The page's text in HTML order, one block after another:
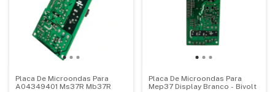
Placa De Microondas Para
A04349401 Ms37R Mb37R
Placa De Microondas Para
Mep37 Display Branco - Bivolt